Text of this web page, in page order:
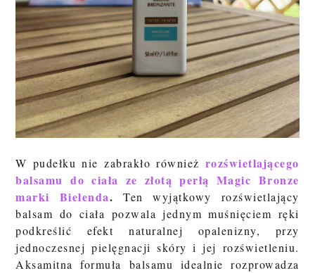
W pudełku nie zabrakło również rozświetlającego
balsamu do ciała ze złotą perłą Magic Bronze
marki Bielenda. Ten
wyjątkowy rozświetlający
balsam do ciała pozwala jednym muśnięciem ręki
podkreślić efekt naturalnej opalenizny, przy
jednoczesnej pielęgnacji skóry i jej rozświetleniu.
Aksamitna formuła balsamu idealnie rozprowadza